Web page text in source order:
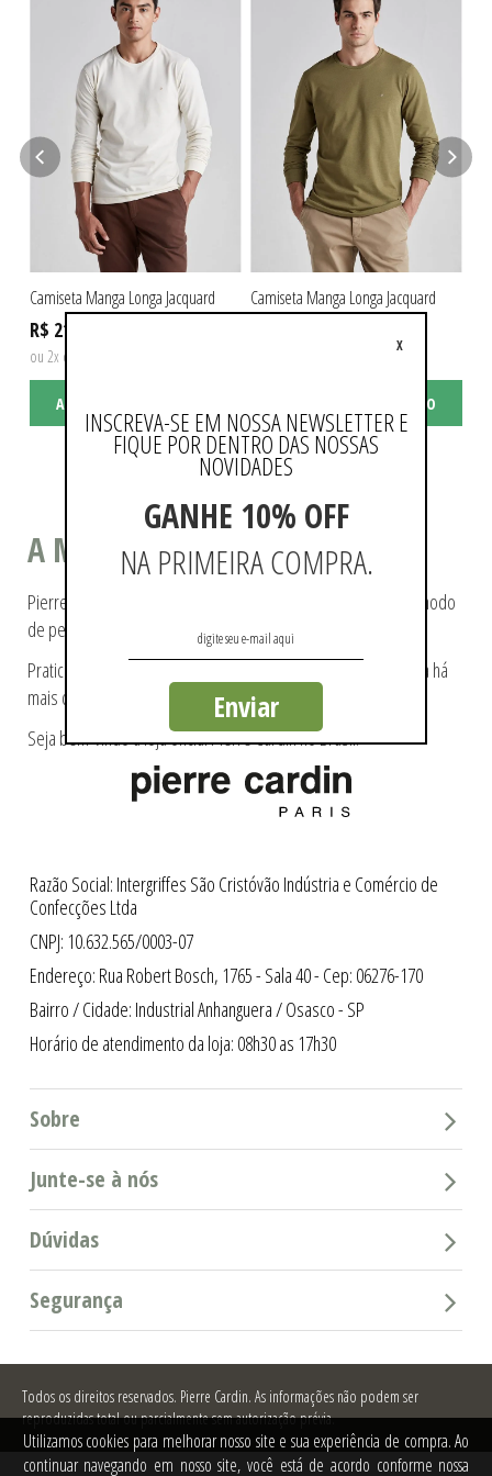
Camiseta Manga Longa Jacquard
R$ 219,90
ou 2x de R$ 109,95 sem juros
ADICIONAR AO CARRINHO
Camiseta Manga Longa Jacquard
ou 2x de R$ 109,95 sem juros
ADICIONAR AO CARRINHO
Utilizamos cookies para melhorar nosso site e sua experiência de compra. Ao
continuar navegando em nosso site, você está de acordo conforme nossa
A MODA COMO ESTILO DE VIDA
Pierre Cardin ajudou a tecer a história da moda, pioneiro no modo
de pensá-la e de reproduzi-la.
Praticidade e modernidade fazem parte da essência da marca há
mais de 60 anos.
Seja bem-vindo a loja oficial Pierre Cardin no Brasil.
Razão Social: Intergriffes São Cristóvão Indústria e Comércio de
Confecções Ltda
CNPJ: 10.632.565/0003-07
Endereço: Rua Robert Bosch, 1765 - Sala 40 - Cep: 06276-170
Bairro / Cidade: Industrial Anhanguera / Osasco - SP
Horário de atendimento da loja: 08h30 as 17h30
Sobre
Junte-se à nós
Dúvidas
Segurança
Todos os direitos reservados. Pierre Cardin. As informações não podem ser
reproduzidas total ou parcialmente sem autorização prévia.
INSCREVA-SE EM NOSSA NEWSLETTER E
FIQUE POR DENTRO DAS NOSSAS
NOVIDADES
GANHE 10% OFF
NA PRIMEIRA COMPRA.
Enviar
X